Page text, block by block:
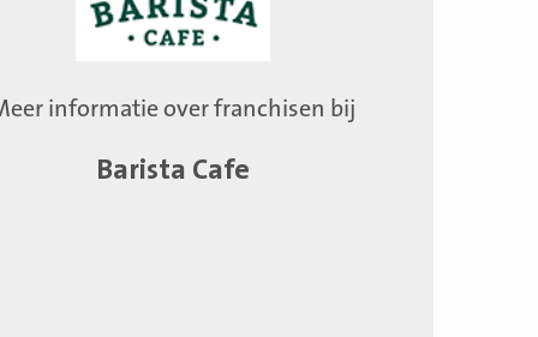
informatie over franchisen bij
Barista Cafe